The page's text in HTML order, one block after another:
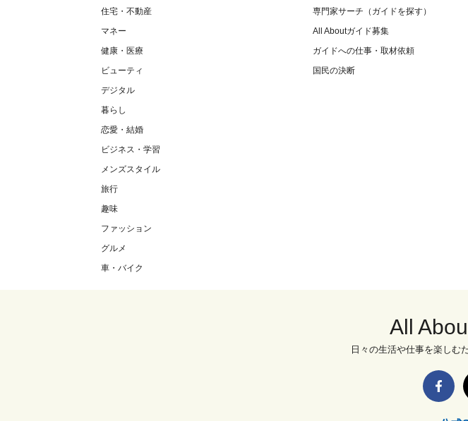
住宅・不動産
マネー
健康・医療
ビューティ
デジタル
暮らし
恋愛・結婚
ビジネス・学習
メンズスタイル
旅行
趣味
ファッション
グルメ
車・バイク
専門家サーチ（ガイドを探す）
All Aboutガイド募集
ガイドへの仕事・取材依頼
国民の決断
All
日々の生活や仕事を楽しむ